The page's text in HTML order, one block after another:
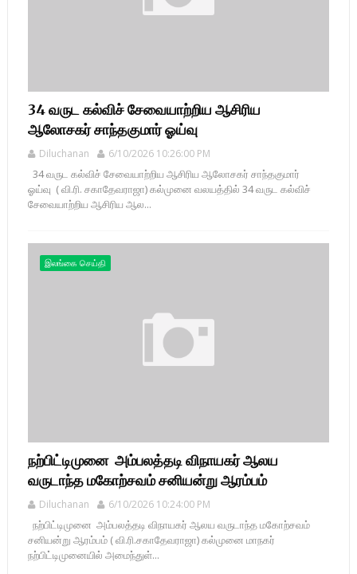
34 வருட கல்விச் சேவையாற்றிய ஆசிரிய
ஆலோசகர் சாந்தகுமார் ஓய்வு
Diluchanan 6/10/2026 10:26:00 PM
34 வருட கல்விச் சேவையாற்றிய ஆசிரிய ஆலோசகர் சாந்தகுமார்
ஓய்வு ( வி.ரி. சகாதேவராஜா) கல்முனை வலயத்தில் 34 வருட கல்விச்
சேவையாற்றிய ஆசிரிய ஆல...
இலங்கை செய்தி
நற்பிட்டிமுனை அம்பலத்தடி விநாயகர் ஆலய
வருடாந்த மகோற்சவம் சனியன்று ஆரம்பம்
Diluchanan 6/10/2026 10:24:00 PM
நற்பிட்டிமுனை அம்பலத்தடி விநாயகர் ஆலய வருடாந்த மகோற்சவம்
சனியன்று ஆரம்பம் ( வி.ரி.சகாதேவராஜா) கல்முனை மாநகர்
நற்பிட்டிமுனையில் அமைந்துள்...